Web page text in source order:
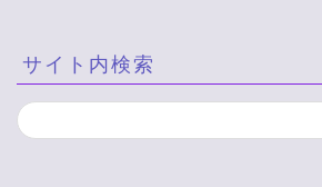
サイト内検索